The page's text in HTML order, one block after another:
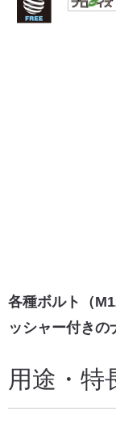
各種ボルト（
ッシャー付きの
用途・特